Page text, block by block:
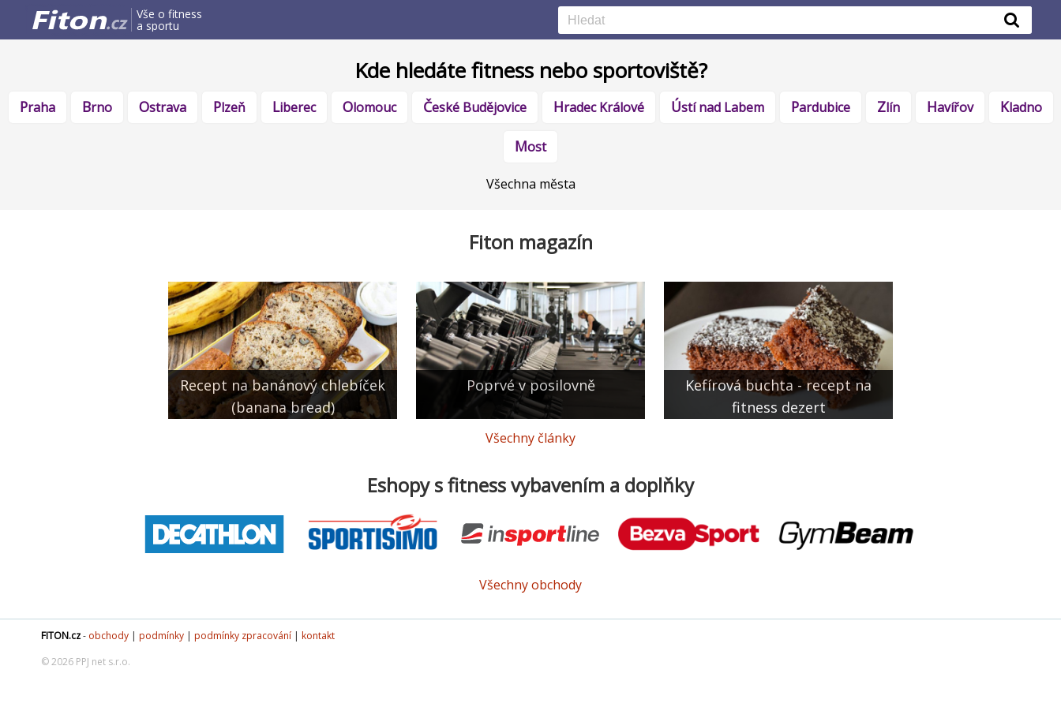
Vše o fitness
a sportu
Kde hledáte fitness nebo sportoviště?
Praha Brno Ostrava Plzeň Liberec Olomouc České Budějovice Hradec Králové Ústí nad Labem Pardubice Zlín Havířov Kladno
Most
Všechna města
Fiton magazín
Recept na banánový chlebíček
(banana bread)
Poprvé v posilovně
Kefírová buchta - recept na
fitness dezert
Všechny články
Eshopy s fitness vybavením a doplňky
Všechny obchody
FITON.cz- obchody | podmínky | podmínky zpracování | kontakt
© 2026 PPJ net s.r.o.